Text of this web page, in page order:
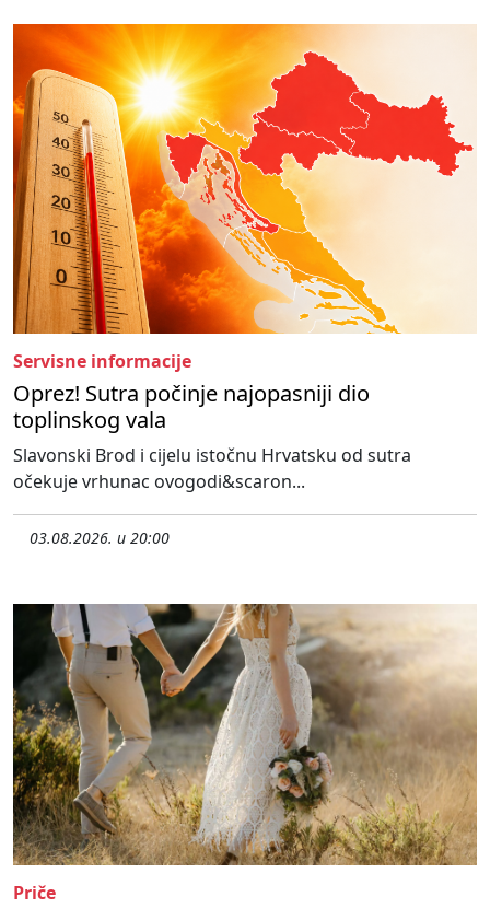
Servisne informacije
Oprez! Sutra počinje najopasniji dio
toplinskog vala
Slavonski Brod i cijelu istočnu Hrvatsku od sutra
očekuje vrhunac ovogodi&scaron...
03.08.2026. u 20:00
Priče